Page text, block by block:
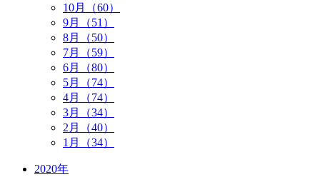
10月（60）
9月（51）
8月（50）
7月（59）
6月（80）
5月（74）
4月（74）
3月（34）
2月（40）
1月（34）
2020年